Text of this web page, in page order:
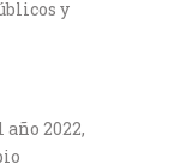
y
2022,